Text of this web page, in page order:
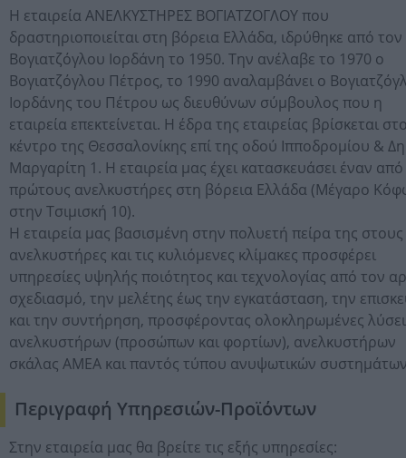
Η εταιρεία ΑΝΕΛΚΥΣΤΗΡΕΣ ΒΟΓΙΑΤΖΟΓΛΟΥ που
δραστηριοποιείται στη βόρεια Ελλάδα, ιδρύθηκε από τον
Βογιατζόγλου Ιορδάνη το 1950. Την ανέλαβε το 1970 ο
Βογιατζόγλου Πέτρος, το 1990 αναλαμβάνει ο
Ιορδάνης του Πέτρου ως διευθύνων σύμβουλος που η
εταιρεία επεκτείνεται. Η έδρα της εταιρείας βρίσκεται
κέντρο της Θεσσαλονίκης επί της οδού Ιπποδρομίου &
Μαργαρίτη 1. Η εταιρεία μας έχει κατασκευάσει έναν
πρώτους ανελκυστήρες στη βόρεια Ελλάδα (Μέγαρο
στην Τσιμισκή 10).
Η εταιρεία μας βασισμένη στην πολυετή πείρα της στους
ανελκυστήρες και τις κυλιόμενες κλίμακες προσφέρει
υπηρεσίες υψηλής ποιότητος και τεχνολογίας από τον
σχεδιασμό, την μελέτης έως την εγκατάσταση, την
και την συντήρηση, προσφέροντας ολοκληρωμένες
ανελκυστήρων (προσώπων και φορτίων), ανελκυστήρων
σκάλας ΑΜΕΑ και παντός τύπου ανυψωτικών
Περιγραφή Υπηρεσιών-Προϊόντων
Στην εταιρεία μας θα βρείτε τις εξής υπηρεσίες: